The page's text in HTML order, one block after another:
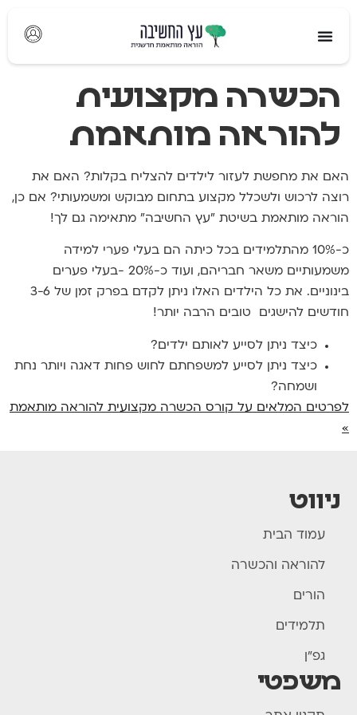
הכשרה מקצועית
להוראה מותאמת
האם את מחפשת לעזור לילדים להצליח בקלות? האם את
רוצה לרכוש ולשכלל מקצוע בתחום מבוקש ומשמעותי? אם כן,
הוראה מותאמת בשיטת "עץ החשיבה" מתאימה גם לך!
כ-10% מהתלמידים בכל כיתה הם בעלי פערי למידה
משמעותיים משאר חבריהם,
ועוד כ-20% -בעלי פערים
בינוניים. את כל הילדים האלו ניתן לקדם
בפרק זמן של 3-6
חודשים להישגים טובים הרבה יותר!
כיצד ניתן לסייע לאותם ילדים?
כיצד ניתן לסייע למשפחתם לחוש פחות דאגה
ויותר נחת
ושמחה?
לפרטים המלאים על קורס הכשרה מקצועית להוראה מותאמת
»
ניווט
עמוד הבית
להוראה והכשרה
הורים
תלמידים
גפ"ן
משפטי